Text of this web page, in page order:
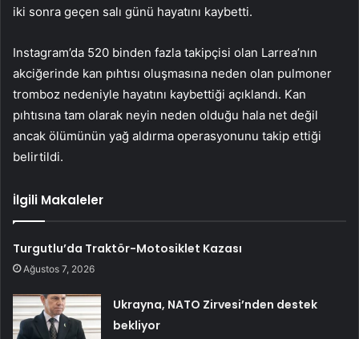
iki sonra geçen salı günü hayatını kaybetti.
Instagram’da 520 binden fazla takipçisi olan Larrea’nın
akciğerinde kan pıhtısı oluşmasına neden olan pulmoner
tromboz nedeniyle hayatını kaybettiği açıklandı. Kan
pıhtısına tam olarak neyin neden olduğu hala net değil
ancak ölümünün yağ aldırma operasyonunu takip ettiği
belirtildi.
İlgili Makaleler
Turgutlu’da Traktör-Motosiklet Kazası
Ağustos 7, 2026
Ukrayna, NATO Zirvesi’nden destek
bekliyor